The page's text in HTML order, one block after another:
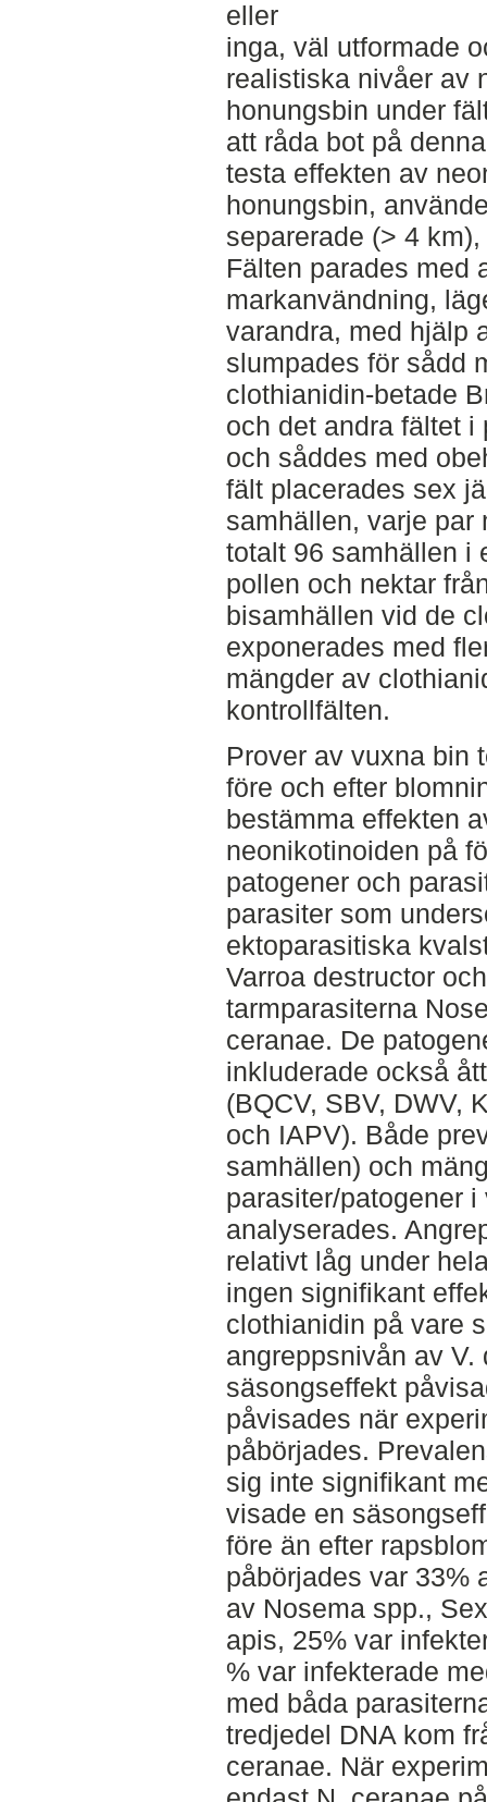
eller
inga, väl utformade
realistiska nivåer av
honungsbin under
att råda bot på
testa effekten av
honungsbin,
separerade (> 4
Fälten parades med
markanvändning,
varandra, med hjälp
slumpades för sådd
clothianidin-betade
och det andra fältet i
och såddes med
fält placerades sex
samhällen, varje par
totalt 96 samhällen i
pollen och nektar
bisamhällen vid de
exponerades med
mängder av
kontrollfälten.
Prover av vuxna bin
före och efter
bestämma effekten
neonikotinoiden på
patogener och
parasiter som
ektoparasitiska
Varroa destructor
tarmparasiterna
ceranae. De
inkluderade också
(BQCV, SBV, DWV,
och IAPV). Både
samhällen) och
parasiter/patogener
analyserades.
relativt låg under
ingen signifikant
clothianidin på vare
angreppsnivån av
säsongseffekt
påvisades när
påbörjades.
sig inte signifikant
visade en
före än efter
påbörjades var 33%
av Nosema spp.,
apis, 25% var
% var infekterade
med båda
tredjedel DNA kom
ceranae. När